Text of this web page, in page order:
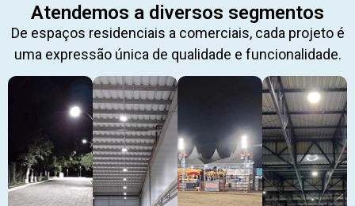
Atendemos a diversos segmentos
De espaços residenciais a comerciais, cada projeto é
uma expressão única de qualidade e funcionalidade.